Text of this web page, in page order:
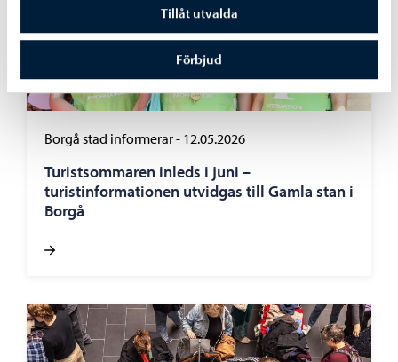
Tillåt utvalda
Förbjud
Borgå stad informerar- 12.05.2026
Turistsommaren inleds i juni –
turistinformationen utvidgas till Gamla stan i
Borgå